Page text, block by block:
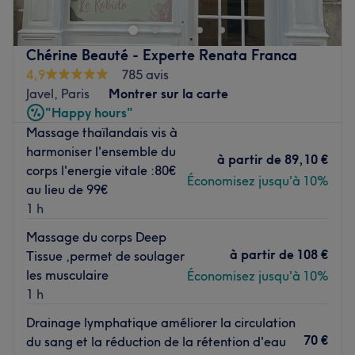
15ème arrondissement de Paris, dans le quartier Javel et
à proximité du métro Javel-André Citroën.
Vous êtes accueilli chaleureusement dans un magnifique
temple dédié à la beauté, à l'ambiance orientale et
moderne à la fois, aux teintes claires et à la décoration
raffinée qui rappelle subtilement l’univers indien.
Les nombreux centres de beauté Stella sont les pionniers
de la beauté indienne à Paris. Présents depuis de
plusieurs années, ils sont le rendez-vous indispensable de
toutes les amatrices des soins indiens. Une large gamme
de prestations vous est proposée pour vous sentir bien
dans votre peau, de la tête jusqu'aux pieds ! Découvrez
la traditionnelle épilation au fil, les nombreux soins du
visage ayurvédiques ou encore les massages indiens du
idéal pour un moment de détente et de bien-être.
Chérine Beauté - Experte Renata Franca
4,9
785 avis
Javel, Paris
Montrer sur la carte
"Happy hours"
Massage thaïlandais vis à
harmoniser l'ensemble du
corps l'energie vitale :80€
au lieu de 99€
1 h
à partir de 89,10 €
Économisez jusqu'à 10%
Massage du corps Deep
Tissue ,permet de soulager
les musculaire
1 h
à partir de 108 €
Économisez jusqu'à 10%
Drainage lymphatique améliorer la circulation
du sang et la réduction de la rétention d'eau
70 €